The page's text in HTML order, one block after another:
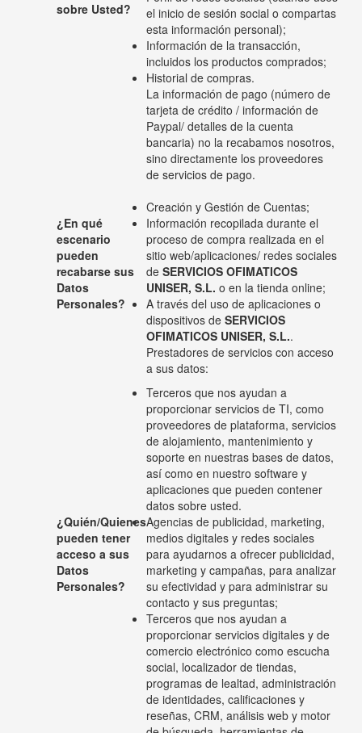
sobre Usted?
el inicio de sesión social o compartas
esta información personal);
Información de la transacción,
incluidos los productos comprados;
Historial de compras.
La información de pago (número de
tarjeta de crédito / información de
Paypal/ detalles de la cuenta
bancaria) no la recabamos nosotros,
sino directamente los proveedores
de servicios de pago.
¿En qué
escenario
pueden
recabarse sus
Datos
Personales?
Creación y Gestión de Cuentas;
Información recopilada durante el
proceso de compra realizada en el
sitio web/aplicaciones/ redes sociales
de SERVICIOS OFIMATICOS
UNISER, S.L. o en la tienda online;
A través del uso de aplicaciones o
dispositivos de SERVICIOS
OFIMATICOS UNISER, S.L..
¿Quién/Quienes
pueden tener
acceso a sus
Datos
Personales?
Prestadores de servicios con acceso
a sus datos:
Terceros que nos ayudan a
proporcionar servicios de TI, como
proveedores de plataforma, servicios
de alojamiento, mantenimiento y
soporte en nuestras bases de datos,
así como en nuestro software y
aplicaciones que pueden contener
datos sobre usted.
Agencias de publicidad, marketing,
medios digitales y redes sociales
para ayudarnos a ofrecer publicidad,
marketing y campañas, para analizar
su efectividad y para administrar su
contacto y sus preguntas;
Terceros que nos ayudan a
proporcionar servicios digitales y de
comercio electrónico como escucha
social, localizador de tiendas,
programas de lealtad, administración
de identidades, calificaciones y
reseñas, CRM, análisis web y motor